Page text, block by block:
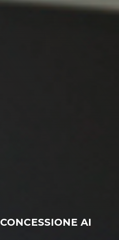
AI